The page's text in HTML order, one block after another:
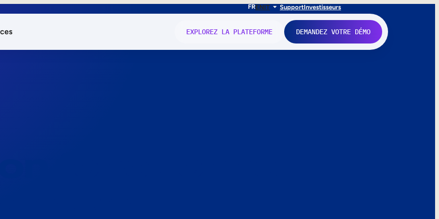
FRENIT SupportInvestisseurs
EXPLOREZ LA PLATEFORME DEMANDEZ VOTRE DÉMO